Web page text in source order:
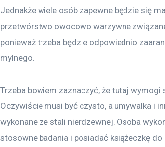
Jednakże wiele osób zapewne będzie się
przetwórstwo owocowo warzywne
ponieważ trzeba będzie odpowiednio
mylnego.
Trzeba bowiem zaznaczyć, że tutaj wymogi
Oczywiście musi być czysto, a umywalka i
wykonane ze stali nierdzewnej. Osoba
stosowne badania i posiadać książeczkę